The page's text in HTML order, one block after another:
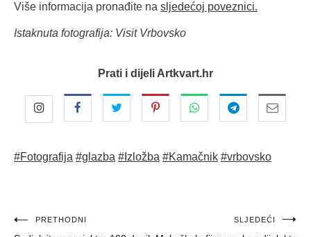
Više informacija pronađite na sljedećoj poveznici.
Istaknuta fotografija: Visit Vrbovsko
Prati i dijeli Artkvart.hr
#Fotografija #glazba #Izložba #Kamačnik #vrbovsko
Navigacija
PRETHODNI SLJEDEĆI